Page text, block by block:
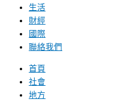
生活
財經
國際
聯絡我們
首頁
社會
地方